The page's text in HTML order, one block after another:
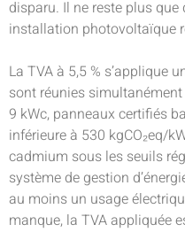
disparu. Il ne reste plus
installation photovoltaïque
La TVA à 5,5 % s’applique
sont réunies
9 kWc, panneaux certifiés
inférieure à 530 kgCO₂eq/
cadmium sous les seuils
système de gestion
au moins un usage
manque, la TVA appliquée